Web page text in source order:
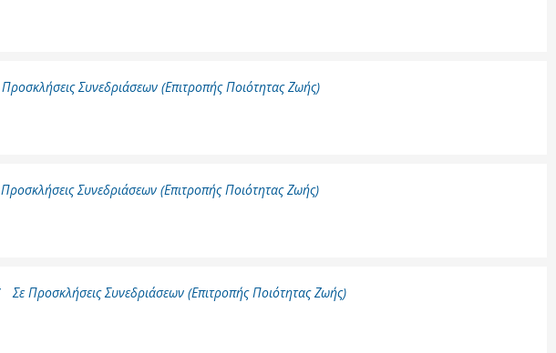
Προσκλήσεις Συνεδριάσεων (Επιτροπής Ποιότητας Ζωής)
Προσκλήσεις Συνεδριάσεων (Επιτροπής Ποιότητας Ζωής)
Σε Προσκλήσεις Συνεδριάσεων (Επιτροπής Ποιότητας Ζωής)